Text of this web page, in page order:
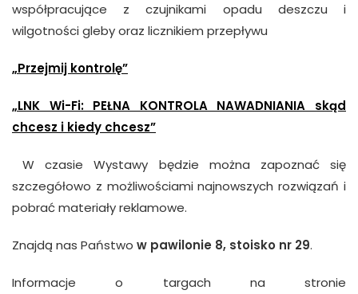
współpracujące z czujnikami opadu deszczu i
wilgotności gleby oraz licznikiem przepływu
„Przejmij kontrolę”
„LNK Wi-Fi: PEŁNA KONTROLA NAWADNIANIA skąd
chcesz i kiedy chcesz”
W czasie Wystawy będzie można zapoznać się
szczegółowo z możliwościami najnowszych rozwiązań i
pobrać materiały reklamowe.
Znajdą nas Państwo w pawilonie 8, stoisko nr 29.
Informacje o targach na stronie